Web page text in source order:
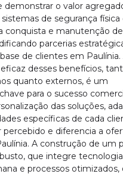
demonstrar o valor
de segurança física
conquista e manutenção de
parcerias
de clientes em Paulínia.
desses benefícios,
quanto externos, é um
para o sucesso
das soluções,
específicas de cada
percebido e diferencia a
A construção de um
que integre
e processos otimizados,